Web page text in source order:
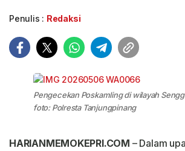
Penulis : Redaksi
Pengecekan Poskamling di wilayah
foto: Polresta Tanjungpinang
HARIANMEMOKEPRI.COM – Dalam